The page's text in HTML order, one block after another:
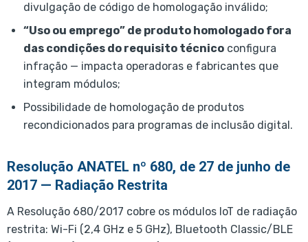
divulgação de código de homologação inválido;
“Uso ou emprego” de produto homologado fora
das condições do requisito técnico configura
infração — impacta operadoras e fabricantes que
integram módulos;
Possibilidade de homologação de produtos
recondicionados para programas de inclusão digital.
Resolução ANATEL nº 680, de 27 de junho de
2017 — Radiação Restrita
A Resolução 680/2017 cobre os módulos IoT de radiação
restrita: Wi-Fi (2,4 GHz e 5 GHz), Bluetooth Classic/BLE